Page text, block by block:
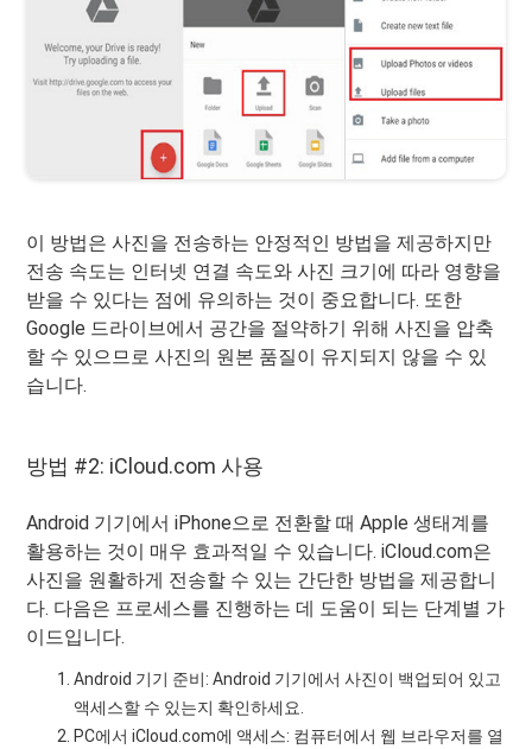
이 방법은 사진을 전송하는 안정적인 방법을 제공하지만
전송 속도는 인터넷 연결 속도와 사진 크기에 따라 영향을
받을 수 있다는 점에 유의하는 것이 중요합니다. 또한
Google 드라이브에서 공간을 절약하기 위해 사진을 압축
할 수 있으므로 사진의 원본 품질이 유지되지 않을 수 있
습니다.
방법 #2: iCloud.com 사용
Android 기기에서 iPhone으로 전환할 때 Apple 생태계를
활용하는 것이 매우 효과적일 수 있습니다. iCloud.com은
사진을 원활하게 전송할 수 있는 간단한 방법을 제공합니
다. 다음은 프로세스를 진행하는 데 도움이 되는 단계별 가
이드입니다.
Android 기기 준비: Android 기기에서 사진이 백업되어 있고
액세스할 수 있는지 확인하세요.
PC에서 iCloud.com에 액세스: 컴퓨터에서 웹 브라우저를 열